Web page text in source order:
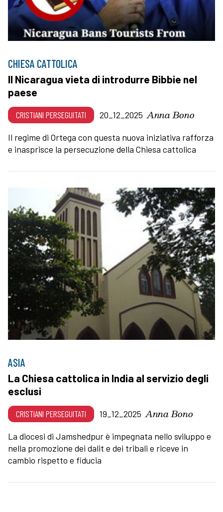
CHIESA CATTOLICA
Il Nicaragua vieta di introdurre Bibbie nel
paese
CRISTIANI PERSEGUITATI 20_12_2025 Anna Bono
Il regime di Ortega con questa nuova iniziativa rafforza
e inasprisce la persecuzione della Chiesa cattolica
ASIA
La Chiesa cattolica in India al servizio degli
esclusi
CRISTIANI PERSEGUITATI 19_12_2025 Anna Bono
La diocesi di Jamshedpur è impegnata nello sviluppo e
nella promozione dei dalit e dei tribali e riceve in
cambio rispetto e fiducia